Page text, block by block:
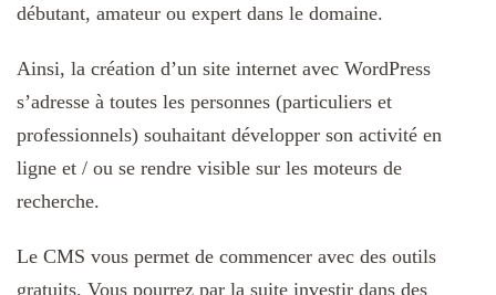
débutant, amateur ou expert dans le domaine.
Ainsi, la création d’un site internet avec WordPress
s’adresse à toutes les personnes (particuliers et
professionnels) souhaitant développer son activité en
ligne et / ou se rendre visible sur les moteurs de
recherche.
Le CMS vous permet de commencer avec des outils
gratuits. Vous pourrez par la suite investir dans des